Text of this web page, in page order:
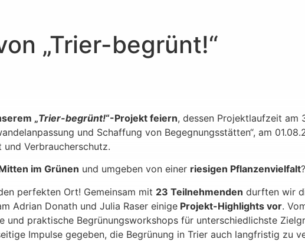
„Trier-begrünt!“
„Trier-begrünt!“-Projekt feiern, dessen Projektlaufzeit am
und Schaffung von Begegnungsstätten“, am
Verbraucherschutz.
im Grünen und umgeben von einer riesigen Pflanzenvielfalt?
perfekten Ort! Gemeinsam mit 23 Teilnehmenden durften wir
Adrian Donath und Julia Raser einige Projekt-Highlights vor.
und praktische Begrünungsworkshops für unterschiedlichste
Impulse gegeben, die Begrünung in Trier auch langfristig zu